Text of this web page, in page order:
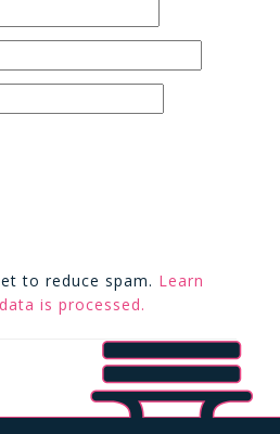
to reduce spam. Learn
is processed.